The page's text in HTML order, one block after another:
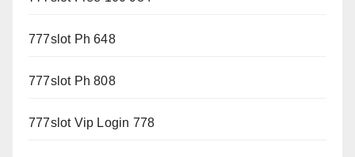
777slot Ph 648
777slot Ph 808
777slot Vip Login 778